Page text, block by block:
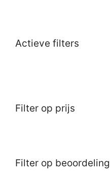
Actieve filters
Filter op prijs
Filter op beoordeling